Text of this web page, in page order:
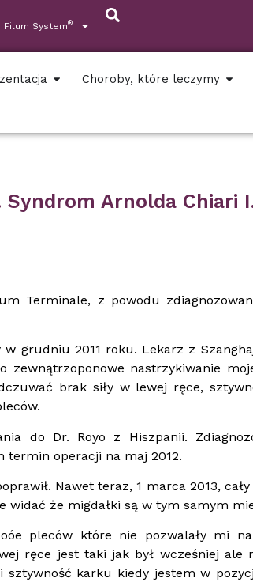
Filum System®
Choroby, które leczymy
Syndrom Arnolda Chiari
Terminale, z powodu
w grudniu 2011 roku. Lekarz z
zewnątrzoponowe nastrzykiwanie
brak siły w lewej ręce,
do Dr. Royo z Hiszpanii.
termin operacji na maj 2012.
Nawet teraz, 1 marca 2013,
widać że migdałki są w tym samym
pleców które nie pozwalały mi
ręce jest taki jak był wcześniej ale
karku kiedy jestem w